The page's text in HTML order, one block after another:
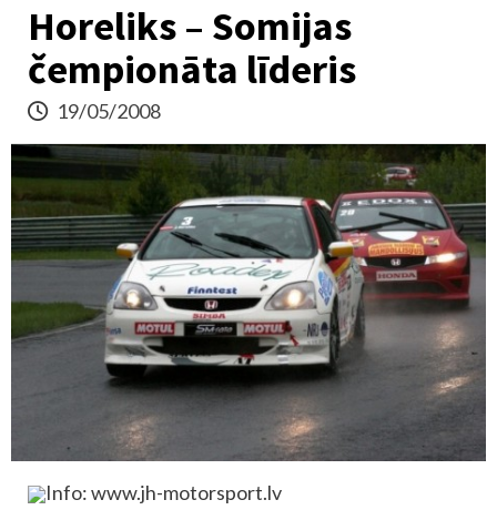
Horeliks – Somijas
čempionāta līderis
19/05/2008
Info: www.jh-motorsport.lv